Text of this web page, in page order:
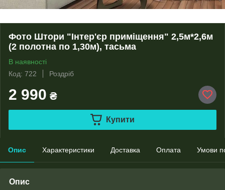
Фото Штори "Інтер'єр приміщення" 2,5м*2,6м
(2 полотна по 1,30м), тасьма
В наявності
Код: 722
Роздріб
2 990 ₴
Купити
Опис Характеристики Доставка Оплата Умови
Опис